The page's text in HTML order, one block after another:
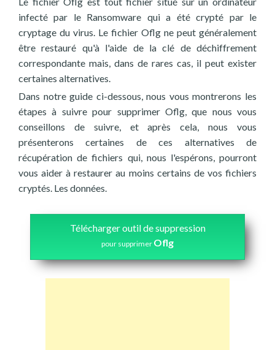
infecté par le Ransomware qui a été crypté par le
cryptage du virus. Le fichier Oflg ne peut généralement
être restauré qu'à l'aide de la clé de déchiffrement
correspondante mais, dans de rares cas, il peut exister
certaines alternatives.
Dans notre guide ci-dessous, nous vous montrerons les
étapes à suivre pour supprimer Oflg, que nous vous
conseillons de suivre, et après cela, nous vous
présenterons certaines de ces alternatives de
récupération de fichiers qui, nous l'espérons, pourront
vous aider à restaurer au moins certains de vos fichiers
cryptés. Les données.
Télécharger outil de suppression
pour supprimer Oflg